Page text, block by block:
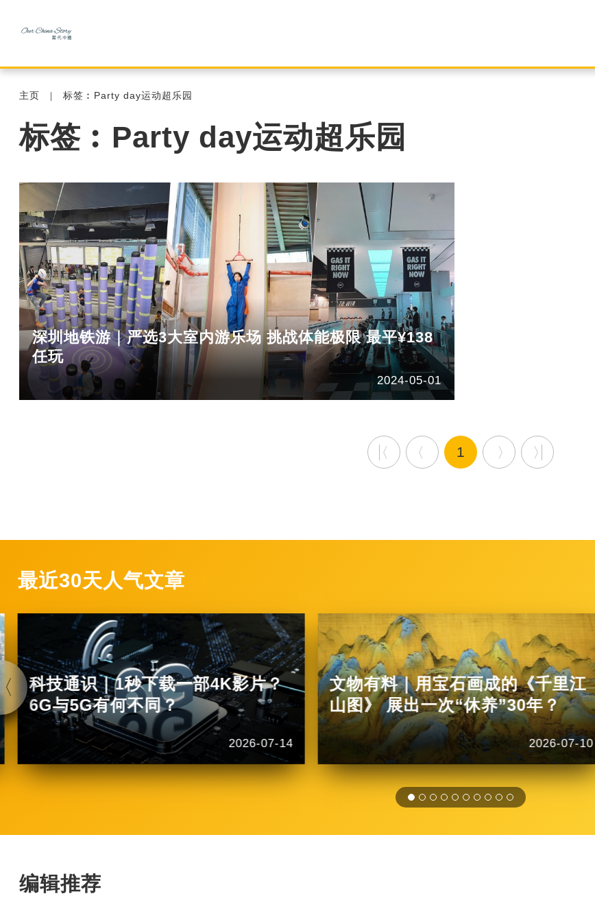
主页 标签︰Party day运动超乐园
标签︰Party day运动超乐园
深圳地铁游｜严选3大室内游乐场 挑战体能极限 最平¥138
任玩
2024-05-01
1
最近30天人气文章
科技通识｜1秒下载一部4K影片？
6G与5G有何不同？
2026-07-14
文物有料｜用宝石画成的《千里江
山图》 展出一次“休养”30年？
2026-07-10
编辑推荐